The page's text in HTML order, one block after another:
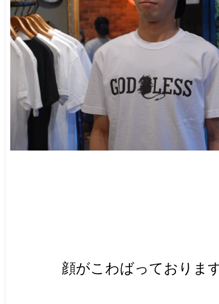
顔がこわばっておりま